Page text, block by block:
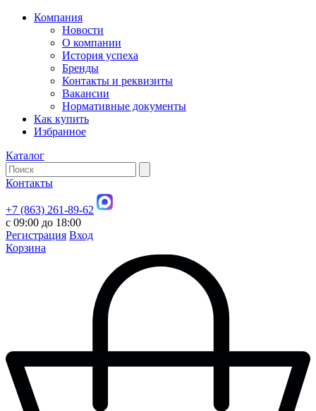
Компания
Новости
О компании
История успеха
Бренды
Контакты и реквизиты
Вакансии
Нормативные документы
Как купить
Избранное
Каталог
Контакты
+7 (863) 261-89-62
с 09:00 до 18:00
Регистрация Вход
Корзина